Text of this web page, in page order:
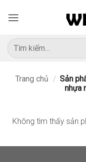
qua
dung
Tìm
kiếm:
Trang chủ / Sản
nhựa
Không tìm thấy sản